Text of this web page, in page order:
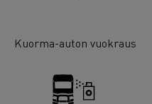
Kuorma-auton vuokraus